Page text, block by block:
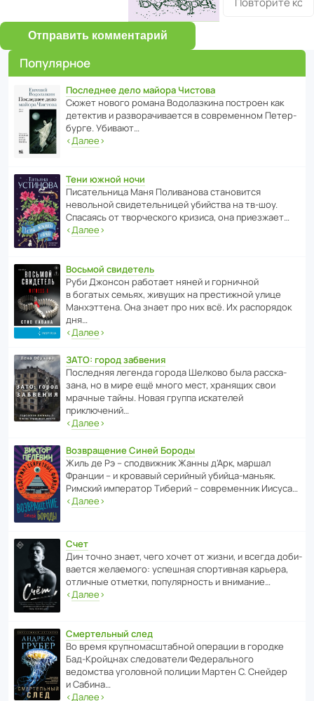
Отправить комментарий
Популярное
Последнее дело майора Чистова
Сюжет нового романа Водо­ла­з­кина пост­роен как
дете­ктив и разво­ра­чи­ва­ется в совре­менном Пете­р­
бурге. Убивают…
‹Далее›
Тени южной ночи
Писа­тель­ница Маня Поли­ва­нова стано­вится
невольной свиде­тель­ницей убийства на тв-шоу.
Спасаясь от твор­че­с­кого кризиса, она приезжает…
‹Далее›
Восьмой свидетель
Руби Джонсон рабо­тает няней и горни­чной
в богатых семьях, живущих на прес­ти­жной улице
Манх­эт­тена. Она знает про них всё. Их распо­рядок
дня…
‹Далее›
ЗАТО: город забвения
После­дняя легенда города Шелково была расска­
зана, но в мире ещё много мест, хранящих свои
мрачные тайны. Новая группа иска­телей
приключений…
‹Далее›
Возвращение Синей Бороды
Жиль де Рэ – спод­ви­жник Жанны д’Арк, маршал
Франции – и кровавый серийный убийца-маньяк.
Римский импе­ратор Тиберий – совре­менник Иисуса…
‹Далее›
Счет
Дин точно знает, чего хочет от жизни, и всегда доби­
ва­ется жела­е­мого: успе­шная спор­ти­вная карьера,
отли­чные отметки, попу­ля­р­ность и внимание…
‹Далее›
Смертельный след
Во время круп­но­мас­ш­та­бной операции в городке
Бад‑Крой­цнах следо­ва­тели Феде­раль­ного
ведомства уголо­вной полиции Мартен С. Снейдер
и Сабина…
‹Далее›